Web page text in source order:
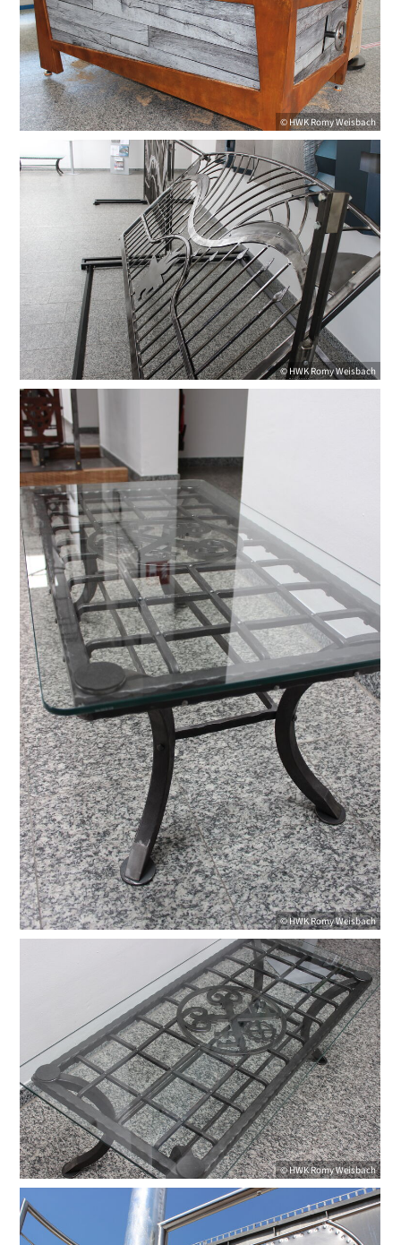
© HWKRomy Weisbach
©HWKRomy Weisbach
©HWKRomy Weisbach
©HWKRomy Weisbach